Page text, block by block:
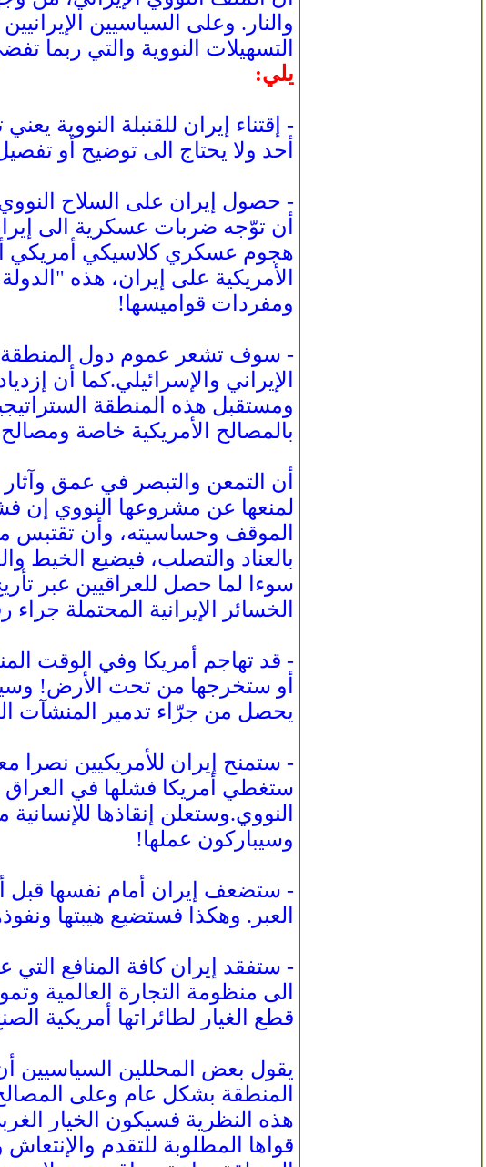
والنار. وعلى السياسيين
التسهيلات النووية والتي ربما
يلي:
- إقتناء إيران للقنبلة النووية
أحد ولا يحتاج الى توضيح أو
- حصول إيران على السلاح
أن توّجه ضربات عسكرية الى
هجوم عسكري كلاسيكي أمريكي
الأمريكية على إيران، هذه
ومفردات قواميسها!
- سوف تشعر عموم دول المنطقة
الإيراني والإسرائيلي.كما أن
ومستقبل هذه المنطقة
بالمصالح الأمريكية خاصة
أن التمعن والتبصر في عمق
لمنعها عن مشروعها النووي إن
الموقف وحساسيته، وأن تقتبس
بالعناد والتصلب، فيضيع
سوءا لما حصل للعراقيين عبر
الخسائر الإيرانية المحتملة
- قد تهاجم أمريكا وفي الوقت
أو ستخرجها من تحت الأرض!
يحصل من جرّاء تدمير المنشآت
- ستمنح إيران للأمريكيين نصرا
ستغطي أمريكا فشلها في
النووي.وستعلن إنقاذها
وسيباركون عملها!
- ستضعف إيران أمام نفسها قبل
العبر. وهكذا فستضيع هيبتها
- ستفقد إيران كافة المنافع التي
الى منظومة التجارة العالمية
قطع الغيار لطائراتها أمريكية
يقول بعض المحللين السياسيين
المنطقة بشكل عام وعلى
هذه النظرية فسيكون الخيار
قواها المطلوبة للتقدم